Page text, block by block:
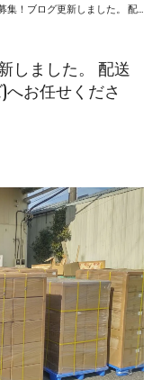
した。 配送のご依頼なら株式会社C's(シーズ)へお任せください！
しました。 配送
へお任せくださ